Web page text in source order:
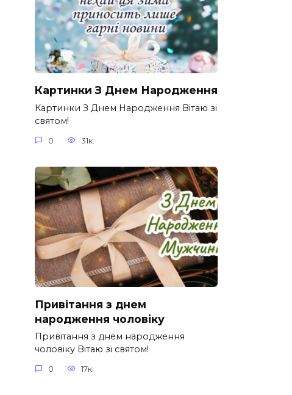
Картинки З Днем Народження
Картинки З Днем Народження Вітаю зі
святом!
0 31к.
Привітання з днем
народження чоловіку
Привітання з днем народження
чоловіку Вітаю зі святом!
0 17к.